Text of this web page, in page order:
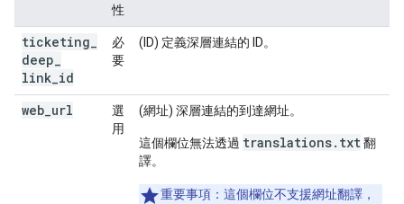
性
ticketing
deep
link id
必
要
(ID) 定義深層連結的 ID。
web url
選
用
(網址) 深層連結的到達網址。
這個欄位無法透過 translations.txt翻
譯。
重要事項： 這個欄位不支援網址翻譯，